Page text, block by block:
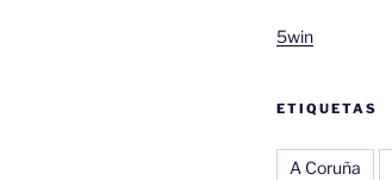
5win
ETIQUETAS
A Coruña